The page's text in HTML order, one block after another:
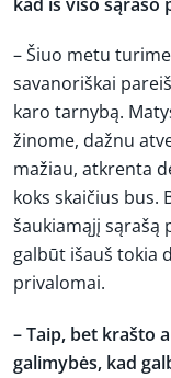
– Šiuo metu
savanoriškai
karo tarnybą.
žinome, dažnu
mažiau, atkrenta
koks skaičius bus.
šaukiamąjį sąrašą
galbūt išauš tokia
privalomai.
– Taip, bet krašto
galimybės, kad